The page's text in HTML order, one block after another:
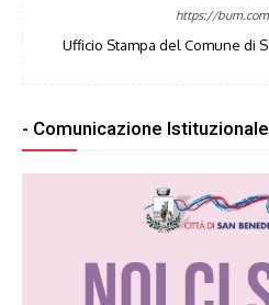
https://
Ufficio Stampa del Comune di
- Comunicazione